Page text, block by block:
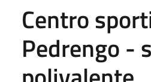
Centro
Pedrengo -